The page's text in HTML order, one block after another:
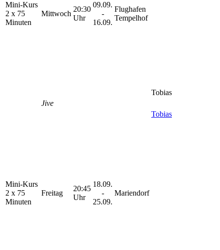
Mini-Kurs
2 x 75
Minuten
Mittwoch
20:30
Uhr
09.09.
-
16.09.
Flughafen
Tempelhof
Tobias
Jive
Mini-Kurs
2 x 75
Minuten
Freitag
20:45
Uhr
18.09.
-
25.09.
Mariendorf
Tobias